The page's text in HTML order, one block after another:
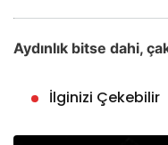
Aydınlık bitse dahi,
İlginizi Çekebilir